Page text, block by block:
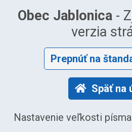
Obec Jablonica -
verzia
Prepnúť na
Späť na
Nastavenie veľkosti písma